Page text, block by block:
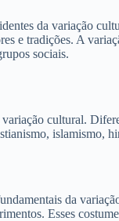
da variação
e tradições. A
sociais.
cultural.
islamismo,
da
Esses